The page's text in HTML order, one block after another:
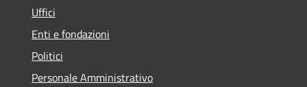
Uffici
Enti e fondazioni
Politici
Personale Amministrativo